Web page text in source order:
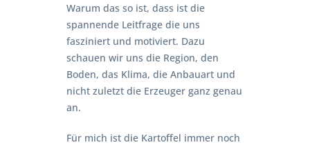
Warum das so ist, dass ist die
spannende Leitfrage die uns
fasziniert und motiviert. Dazu
schauen wir uns die Region, den
Boden, das Klima, die Anbauart und
nicht zuletzt die Erzeuger ganz genau
an.
Für mich ist die Kartoffel immer noch